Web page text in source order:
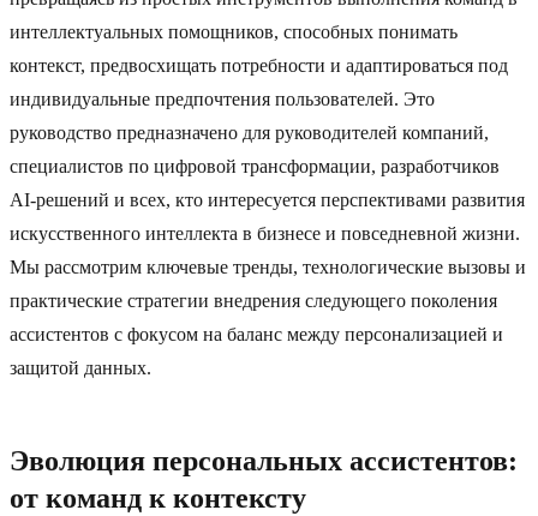
интеллектуальных помощников, способных понимать
контекст, предвосхищать потребности и адаптироваться под
индивидуальные предпочтения пользователей. Это
руководство предназначено для руководителей компаний,
специалистов по цифровой трансформации, разработчиков
AI-решений и всех, кто интересуется перспективами развития
искусственного интеллекта в бизнесе и повседневной жизни.
Мы рассмотрим ключевые тренды, технологические вызовы и
практические стратегии внедрения следующего поколения
ассистентов с фокусом на баланс между персонализацией и
защитой данных.
Эволюция персональных ассистентов:
от команд к контексту